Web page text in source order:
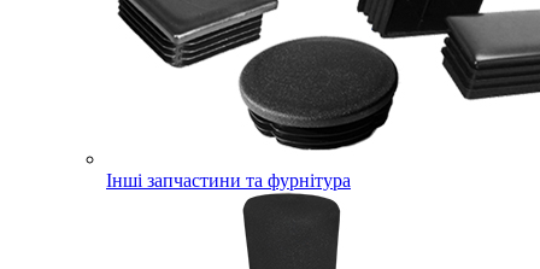
Інші запчастини та фурнітура